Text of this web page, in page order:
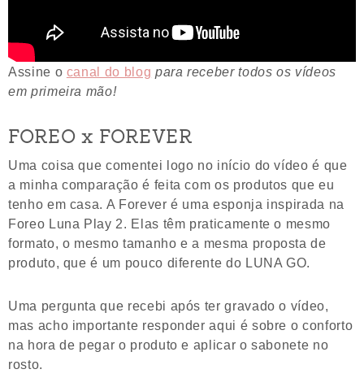
Assine o canal do blog para receber todos os vídeos
em primeira mão!
FOREO x FOREVER
Uma coisa que comentei logo no início do vídeo é que
a minha comparação é feita com os produtos que eu
tenho em casa. A Forever é uma esponja inspirada na
Foreo Luna Play 2. Elas têm praticamente o mesmo
formato, o mesmo tamanho e a mesma proposta de
produto, que é um pouco diferente do LUNA GO.
Uma pergunta que recebi após ter gravado o vídeo,
mas acho importante responder aqui é sobre o conforto
na hora de pegar o produto e aplicar o sabonete no
rosto.